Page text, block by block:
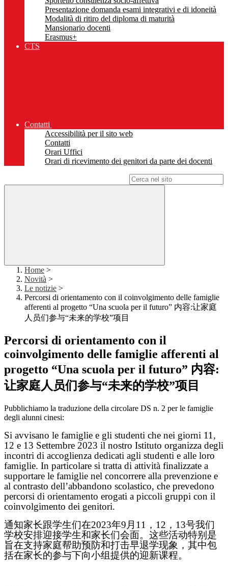
Presentazione domanda esami integrativi e di idoneità
Modalità di ritiro del diploma di maturità
Mansionario docenti
Erasmus+
CTS
Contatti
Accessibilità per il sito web
Contatti
Orari Uffici
Orari di ricevimento dei genitori da parte dei docenti
Home >
Novità >
Le notizie >
Percorsi di orientamento con il coinvolgimento delle famiglie
afferenti al progetto “Una scuola per il futuro” 内容:让家庭
人员们参与“未来的学校”项目
Percorsi di orientamento con il
coinvolgimento delle famiglie afferenti al
progetto “Una scuola per il futuro” 内容:
让家庭人员们参与“未来的学校”项目
Pubblichiamo la traduzione della circolare DS n. 2 per le famiglie
degli alunni cinesi:
Si avvisano le famiglie e gli studenti che nei giorni 11,
12 e 13 Settembre 2023 il nostro Istituto organizza degli
incontri di accoglienza dedicati agli studenti e alle loro
famiglie. In particolare si tratta di attività finalizzate a
supportare le famiglie nel concorrere alla prevenzione e
al contrasto dell’abbandono scolastico, che prevedono
percorsi di orientamento erogati a piccoli gruppi con il
coinvolgimento dei genitori.
通知家长跟学生们在2023年9月11，12，13号我们
学校安排迎接学生和家长们会面。这些活动特别是
旨在支持家庭帮助预防和打击早退学现象，其中包
括在家长的参与下向小组提供的迎新课程。